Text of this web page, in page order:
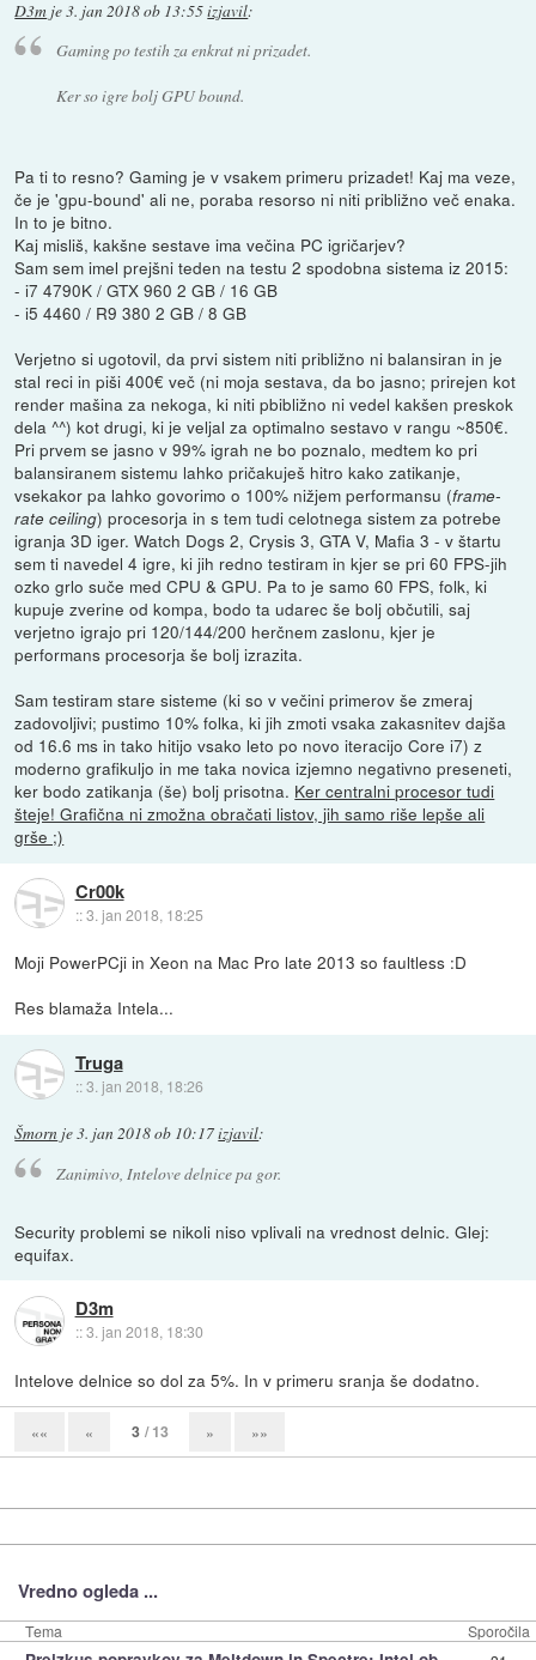
D3m je3. jan 2018 ob 13:55izjavil:
Gaming po testih za enkrat ni prizadet.
Ker so igre bolj GPU bound.
Pa ti to resno? Gaming je v vsakem primeru prizadet! Kaj ma veze,
če je 'gpu-bound' ali ne, poraba resorso ni niti približno več enaka.
In to je bitno.
Kaj misliš, kakšne sestave ima večina PC igričarjev?
Sam sem imel prejšni teden na testu 2 spodobna sistema iz 2015:
- i7 4790K / GTX 960 2 GB / 16 GB
- i5 4460 / R9 380 2 GB / 8 GB
Verjetno si ugotovil, da prvi sistem niti približno ni balansiran in je
stal reci in piši 400€ več (ni moja sestava, da bo jasno; prirejen kot
render mašina za nekoga, ki niti pbibližno ni vedel kakšen preskok
dela ^^) kot drugi, ki je veljal za optimalno sestavo v rangu ~850€.
Pri prvem se jasno v 99% igrah ne bo poznalo, medtem ko pri
balansiranem sistemu lahko pričakuješ hitro kako zatikanje,
vsekakor pa lahko govorimo o 100% nižjem performansu (frame-
rate ceiling) procesorja in s tem tudi celotnega sistem za potrebe
igranja 3D iger. Watch Dogs 2, Crysis 3, GTA V, Mafia 3 - v štartu
sem ti navedel 4 igre, ki jih redno testiram in kjer se pri 60 FPS-jih
ozko grlo suče med CPU & GPU. Pa to je samo 60 FPS, folk, ki
kupuje zverine od kompa, bodo ta udarec še bolj občutili, saj
verjetno igrajo pri 120/144/200 herčnem zaslonu, kjer je
performans procesorja še bolj izrazita.
Sam testiram stare sisteme (ki so v večini primerov še zmeraj
zadovoljivi; pustimo 10% folka, ki jih zmoti vsaka zakasnitev dajša
od 16.6 ms in tako hitijo vsako leto po novo iteracijo Core i7) z
moderno grafikuljo in me taka novica izjemno negativno preseneti,
ker bodo zatikanja (še) bolj prisotna. Ker centralni procesor tudi
šteje! Grafična ni zmožna obračati listov, jih samo riše lepše ali
grše ;)
Cr00k
::3. jan 2018, 18:25
Moji PowerPCji in Xeon na Mac Pro late 2013 so faultless :D
Res blamaža Intela...
Truga
::3. jan 2018, 18:26
Šmorn je3. jan 2018 ob 10:17izjavil:
Zanimivo, Intelove delnice pa gor.
Security problemi se nikoli niso vplivali na vrednost delnic. Glej:
equifax.
D3m
::3. jan 2018, 18:30
Intelove delnice so dol za 5%. In v primeru sranja še dodatno.
«« « 3 / 13 » »»
Vredno ogleda ...
Tema Sporočila